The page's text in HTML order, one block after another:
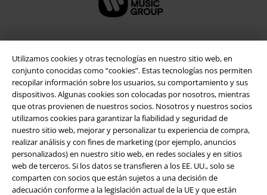
Utilizamos cookies y otras tecnologías en nuestro sitio web, en
conjunto conocidas como “cookies”. Estas tecnologías nos permiten
recopilar información sobre los usuarios, su comportamiento y sus
dispositivos. Algunas cookies son colocadas por nosotros, mientras
que otras provienen de nuestros socios. Nosotros y nuestros socios
utilizamos cookies para garantizar la fiabilidad y seguridad de
nuestro sitio web, mejorar y personalizar tu experiencia de compra,
realizar análisis y con fines de marketing (por ejemplo, anuncios
personalizados) en nuestro sitio web, en redes sociales y en sitios
web de terceros. Si los datos se transfieren a los EE. UU., solo se
comparten con socios que están sujetos a una decisión de
adecuación conforme a la legislación actual de la UE y que están
Seguridad